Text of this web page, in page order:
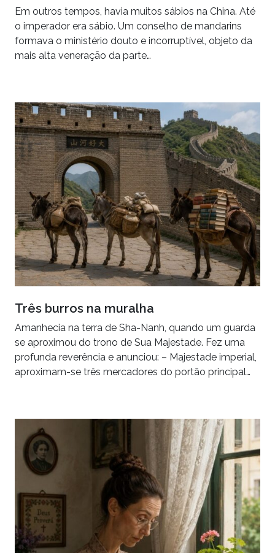
Em outros tempos, havia muitos sábios na China. Até
o imperador era sábio. Um conselho de mandarins
formava o ministério douto e incorruptível, objeto da
mais alta veneração da parte…
Três burros na muralha
Amanhecia na terra de Sha-Nanh, quando um guarda
se aproximou do trono de Sua Majestade. Fez uma
profunda reverência e anunciou: – Majestade imperial,
aproximam-se três mercadores do portão principal…